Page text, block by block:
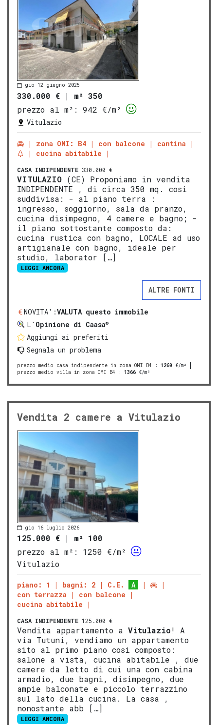
gio 12 giugno 2025
330.000 € | m² 350
prezzo al m²:
942 €/m²
Vitulazio
zona OMI: B4 con balcone
cantina
cucina abitabile
CASA INDIPENDENTE 330.000 €
VITULAZIO (CE) Proponiamo in vendita
INDIPENDENTE , di circa 350 mq. cosi
suddivisa: - al piano terra :
ingresso, soggiorno, sala da pranzo,
cucina disimpegno, 4 camere e bagno; -
il piano sottostante composto da:
cucina rustica con bagno, LOCALE ad uso
artigianale con bagno, ideale per
studio, laborator […]
LEGGI ANCORA
ALTRE FONTI
NOVITA':VALUTA questo immobile
L' Opinione di Caasa®
Aggiungi ai preferiti
Segnala un problema
prezzo medio casa indipendente in zona OMI B4 : 1260 €/m²
prezzo medio villa in zona OMI B4 : 1366 €/m²
Vendita 2 camere a Vitulazio
gio 16 luglio 2026
125.000 € | m² 100
prezzo al m²:
1250 €/m²
Vitulazio
piano: 1 bagni: 2 C.E.
A
con terrazza
con balcone
cucina abitabile
CASA INDIPENDENTE 125.000 €
Vendita appartamento a Vitulazio! A
via Tutuni, vendiamo un appartamento
sito al primo piano cosi composto:
salone a vista, cucina abitabile , due
camere da letto di cui una con cabina
armadio, due bagni, disimpegno, due
ampie balconate e piccolo terrazzino
sul lato della cucina. La casa ,
nonostante abb […]
LEGGI ANCORA